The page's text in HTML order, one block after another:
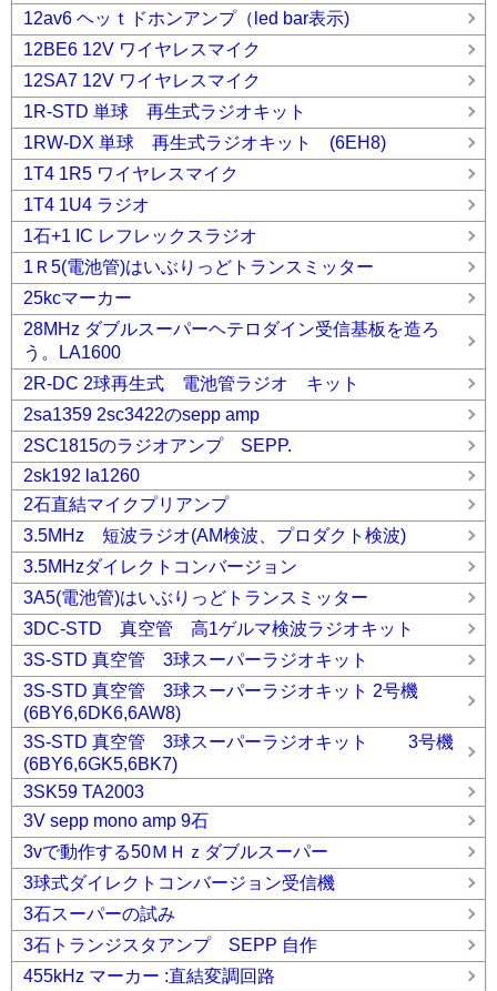
12av6 ヘッｔドホンアンプ（led bar表示)
12BE6 12V ワイヤレスマイク
12SA7 12V ワイヤレスマイク
1R-STD 単球 再生式ラジオキット
1RW-DX 単球 再生式ラジオキット (6EH8)
1T4 1R5 ワイヤレスマイク
1T4 1U4 ラジオ
1石+1 IC レフレックスラジオ
1Ｒ5(電池管)はいぶりっどトランスミッター
25kcマーカー
28MHz ダブルスーパーヘテロダイン受信基板を造ろ
う。LA1600
2R-DC 2球再生式 電池管ラジオ キット
2sa1359 2sc3422のsepp amp
2SC1815のラジオアンプ SEPP.
2sk192 la1260
2石直結マイクプリアンプ
3.5MHz 短波ラジオ(AM検波、プロダクト検波)
3.5MHzダイレクトコンバージョン
3A5(電池管)はいぶりっどトランスミッター
3DC-STD 真空管 高1ゲルマ検波ラジオキット
3S-STD 真空管 3球スーパーラジオキット
3S-STD 真空管 3球スーパーラジオキット 2号機
(6BY6,6DK6,6AW8)
3S-STD 真空管 3球スーパーラジオキット 3号機
(6BY6,6GK5,6BK7)
3SK59 TA2003
3V sepp mono amp 9石
3vで動作する50ＭＨｚダブルスーパー
3球式ダイレクトコンバージョン受信機
3石スーパーの試み
3石トランジスタアンプ SEPP 自作
455kHz マーカー :直結変調回路